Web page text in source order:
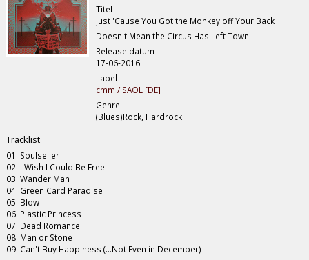
Titel
Just 'Cause You Got the Monkey off Your Back
Doesn't Mean the Circus Has Left Town
Release datum
17-06-2016
Label
cmm / SAOL [DE]
Genre
(Blues)Rock, Hardrock
Tracklist
01. Soulseller
02. I Wish I Could Be Free
03. Wander Man
04. Green Card Paradise
05. Blow
06. Plastic Princess
07. Dead Romance
08. Man or Stone
09. Can't Buy Happiness (...Not Even in December)